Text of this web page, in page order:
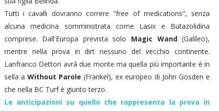
Tutti i cavalli dovranno correre "free of medications", senza
alcuna medicina somministrata come Lasix e Butazolidina
comprese. Dall'Europa prevista solo Magic Wand(Galileo),
mentre nella prova in dirt nessuno del vecchio continente.
Lanfranco Dettori avrà due monte ma quella più importante è in
sella a Without Parole (Frankel), ex europeo di John Gosden e
che nella BC Turf è giunto terzo.
Le anticipazioni su quello che rappresenta la prova in